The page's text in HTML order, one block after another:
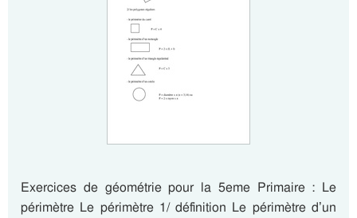
Exercices de géométrie pour la 5eme Primaire : Le
périmètre Le périmètre 1/ définition Le périmètre d’un